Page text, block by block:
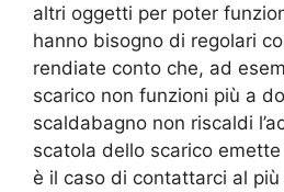
altri oggetti per poter
hanno bisogno di regolari
rendiate conto che, ad
scarico non funzioni più a
scaldabagno non riscaldi
scatola dello scarico
è il caso di contattarci al